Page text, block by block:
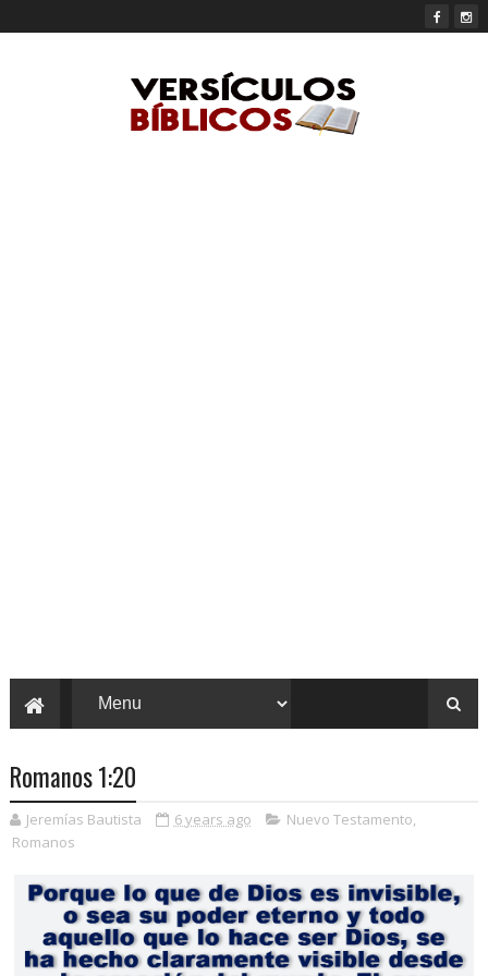
Romanos 1:20
Jeremías Bautista 6 years ago Nuevo Testamento,
Romanos